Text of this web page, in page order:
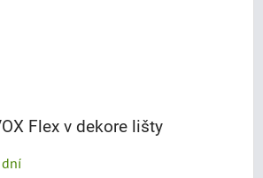
Flex v dekore lišty